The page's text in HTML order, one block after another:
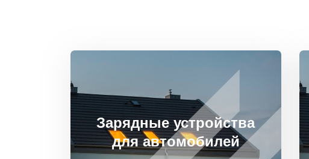
Зарядные устройства
для автомобилей